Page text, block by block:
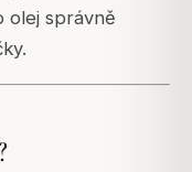
olej správně